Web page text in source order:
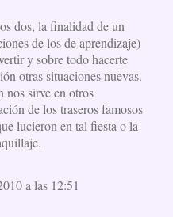
dos, la finalidad de un
de los de aprendizaje)
y sobre todo hacerte
otras situaciones nuevas.
nos sirve en otros
de los traseros famosos
lucieron en tal fiesta o la
a las 12:51